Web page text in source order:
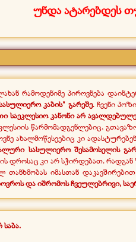
უნდა ატარებდეს
რამოდენიმე პიროვნება
კაბის" გარეშე. ჩვენი
საეკლესიო კანონი არ
წარმომადგენლებიც,
ახალმოწესეებიც კი
სასულიერო შესამოსელის
დროსაც კი არ სჭირდებათ.
თანხმობას იმასთან
და იშრომოს ჩვეულებრივი,